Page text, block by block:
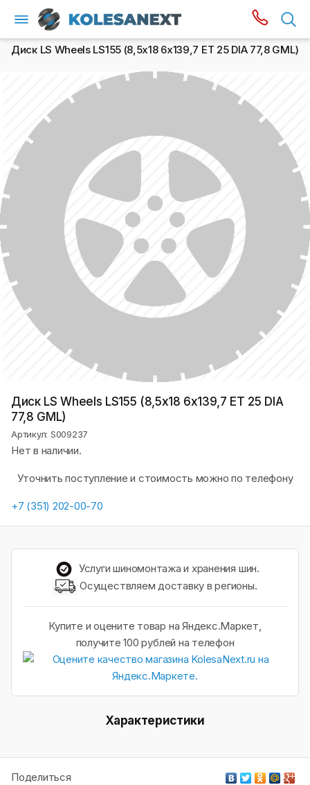
Диск LS Wheels LS155 (8,5х18 6x139,7 ET 25 DIA 77,8 GML)
Диск LS Wheels LS155 (8,5х18 6x139,7 ET 25 DIA
77,8 GML)
Артикул: S009237
Нет в наличии.
Уточнить поступление и стоимость можно по телефону
+7 (351) 202-00-70
Услуги шиномонтажа и хранения шин.
Осуществляем доставку в регионы.
Купите и оцените товар на Яндекс.Маркет,
получите 100 рублей на телефон
Характеристики
Поделиться